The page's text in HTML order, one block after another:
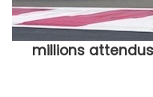
millions